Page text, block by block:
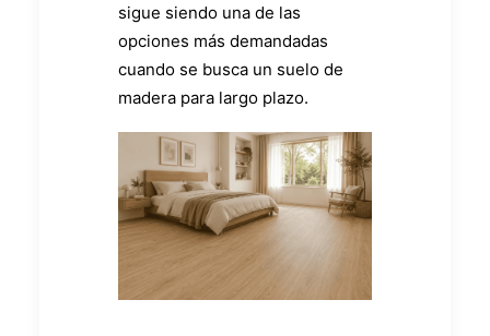
sigue siendo una de las
opciones más demandadas
cuando se busca un suelo de
madera para largo plazo.